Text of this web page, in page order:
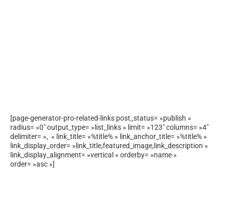
[page-generator-pro-related-links post_status= »publish »
radius= »0″ output_type= »list_links » limit= »123″ columns= »4″
delimiter= », » link_title= »%title% » link_anchor_title= »%title% »
link_display_order= »link_title,featured_image,link_description »
link_display_alignment= »vertical » orderby= »name »
order= »asc »]